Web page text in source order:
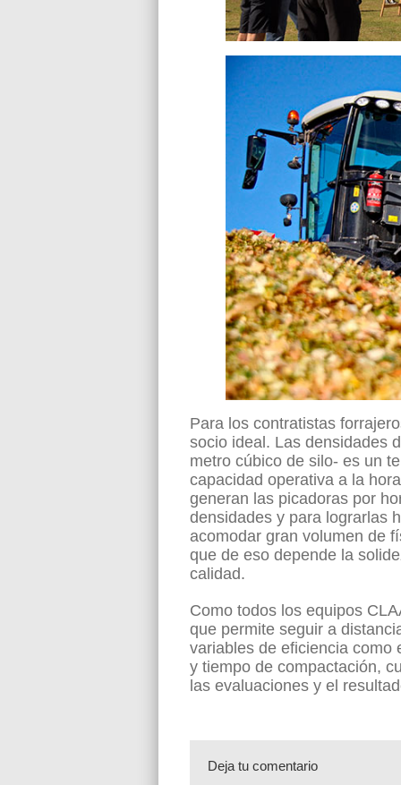
Para los contratistas
socio ideal. Las densidades
metro cúbico de silo- es un
capacidad operativa a la
generan las picadoras por
densidades y para lograrlas
acomodar gran volumen de
que de eso depende la
calidad.
Como todos los equipos
que permite seguir a
variables de eficiencia como
y tiempo de compactación,
las evaluaciones y el
Deja tu comentario